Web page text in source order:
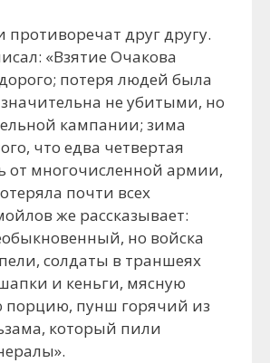
друг другу.
«Взятие Очакова
потеря людей была
не убитыми, но
кампании; зима
что едва четвертая
от многочисленной армии,
почти всех
же рассказывает:
но войска
солдаты в траншеях
и кеньги, мясную
пунш горячий из
который пили